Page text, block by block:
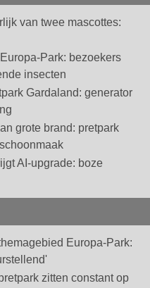
van twee mascottes:
Park: bezoekers
insecten
Gardaland: generator
grote brand: pretpark
AI-upgrade: boze
Europa-Park:
zitten constant op